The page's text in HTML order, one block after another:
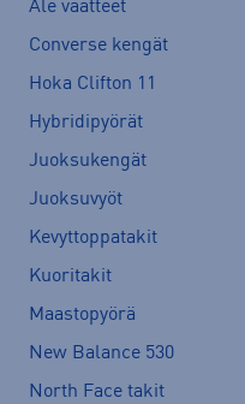
Ale vaatteet
Converse kengät
Hoka Clifton 11
Hybridipyörät
Juoksukengät
Juoksuvyöt
Kevyttoppatakit
Kuoritakit
Maastopyörä
New Balance 530
North Face takit